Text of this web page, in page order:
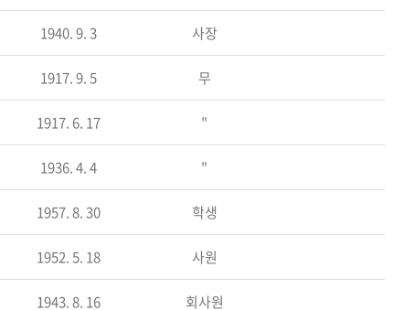
1940. 9. 3 사장
1917. 9. 5 무
1917. 6. 17 "
1936. 4. 4 "
1957. 8. 30 학생
1952. 5. 18 사원
1943. 8. 16 회사원